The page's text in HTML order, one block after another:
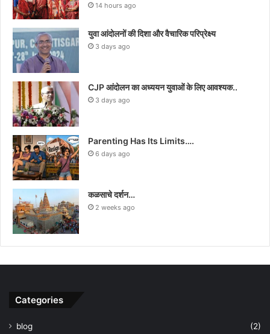
14 hours ago
युवा आंदोलनों की दिशा और वैचारिक परिप्रेक्ष्य
3 days ago
CJP आंदोलन का अध्ययन युवाओं के लिए आवश्यक..
3 days ago
Parenting Has Its Limits….
6 days ago
कळसाचे दर्शन…
2 weeks ago
Categories
blog
(2)